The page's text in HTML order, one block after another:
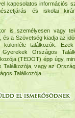
kapcsolatos információs
és iskolai
is személyesen vagy
a Szövetség kiadja az
találkozók.
Országos
(TEDOT) épp úgy,
vagy az
Találkozója.